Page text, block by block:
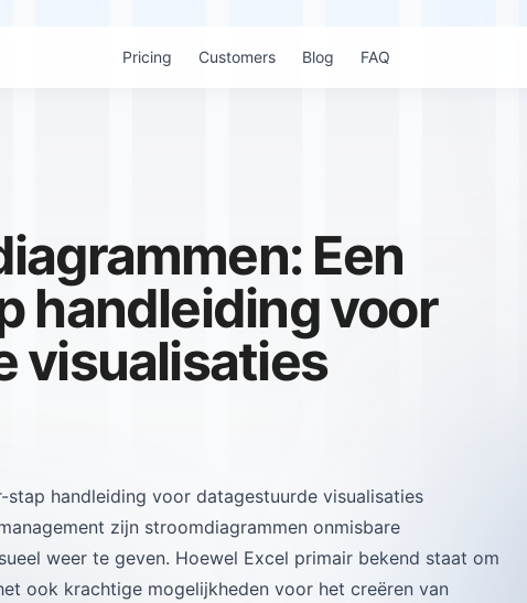
Pricing Customers Blog FAQ
Een
handleiding voor
visualisaties
handleiding voor datagestuurde visualisaties
zijn stroomdiagrammen onmisbare
weer te geven. Hoewel Excel primair bekend staat om
ook krachtige mogelijkheden voor het creëren van